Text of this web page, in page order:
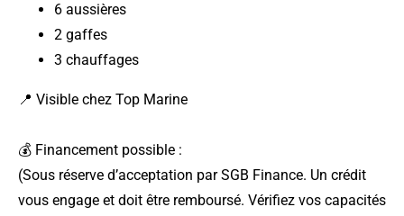
6 aussières
2 gaffes
3 chauffages
📍 Visible chez Top Marine
💰 Financement possible :
(Sous réserve d’acceptation par SGB Finance. Un crédit
vous engage et doit être remboursé. Vérifiez vos capacités